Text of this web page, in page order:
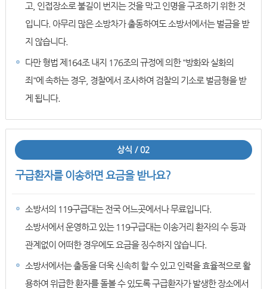
고, 인접장소로 불길이 번지는 것을 막고 인명을 구조하기 위한 것
입니다. 아무리 많은 소방차가 출동하여도 소방서에서는 벌금을 받
지 않습니다.
다만 형법 제164조 내지 176조의 규정에 의한 "방화와 실화의
죄"에 속하는 경우, 경찰에서 조사하여 검찰의 기소로 벌금형을 받
게 됩니다.
상식 / 02
구급환자를 이송하면 요금을 받나요?
소방서의 119구급대는 전국 어느곳에서나 무료입니다.
소방서에서 운영하고 있는 119구급대는 이송거리 환자의 수 등과
관계없이 어떠한 경우에도 요금을 징수하지 않습니다.
소방서에서는 출동을 더욱 신속히 할 수 있고 인력을 효율적으로 활
용하여 위급한 환자를 돌볼 수 있도록 구급환자가 발생한 장소에서